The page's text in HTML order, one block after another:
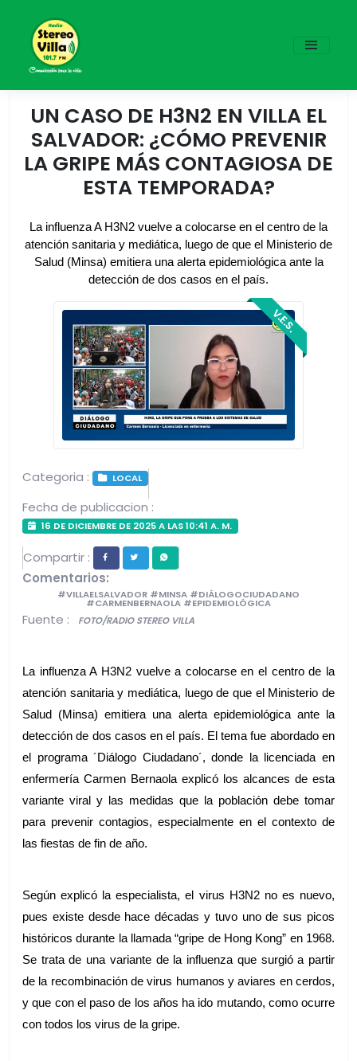
UN CASO DE H3N2 EN VILLA EL
SALVADOR: ¿CÓMO PREVENIR
LA GRIPE MÁS CONTAGIOSA DE
ESTA TEMPORADA?
La influenza A H3N2 vuelve a colocarse en el centro de la
atención sanitaria y mediática, luego de que el Ministerio de
Salud (Minsa) emitiera una alerta epidemiológica ante la
detección de dos casos en el país.
V.E.S.
Categoria : LOCAL
Fecha de publicacion :
16 DE DICIEMBRE DE 2025 A LAS 10:41 A. M.
Compartir :
Comentarios:
#VILLAELSALVADOR #MINSA #DIÁLOGOCIUDADANO
#CARMENBERNAOLA #EPIDEMIOLÓGICA
Fuente : FOTO/RADIO STEREO VILLA
La influenza A H3N2 vuelve a colocarse en el centro de la
atención sanitaria y mediática, luego de que el Ministerio de
Salud (Minsa) emitiera una alerta epidemiológica ante la
detección de dos casos en el país. El tema fue abordado en
el programa ´Diálogo Ciudadano´, donde la licenciada en
enfermería Carmen Bernaola explicó los alcances de esta
variante viral y las medidas que la población debe tomar
para prevenir contagios, especialmente en el contexto de
las fiestas de fin de año.
Según explicó la especialista, el virus H3N2 no es nuevo,
pues existe desde hace décadas y tuvo uno de sus picos
históricos durante la llamada “gripe de Hong Kong” en 1968.
Se trata de una variante de la influenza que surgió a partir
de la recombinación de virus humanos y aviares en cerdos,
y que con el paso de los años ha ido mutando, como ocurre
con todos los virus de la gripe.